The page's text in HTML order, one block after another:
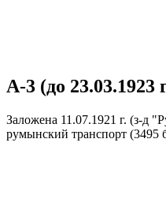
А-3 (до
Заложена 11.07.1921 г. (з-д
румынский транспорт (3495